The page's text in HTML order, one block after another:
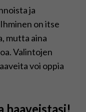
ja
on itse
mutta aina
Valintojen
voi oppia
haaveistasi!